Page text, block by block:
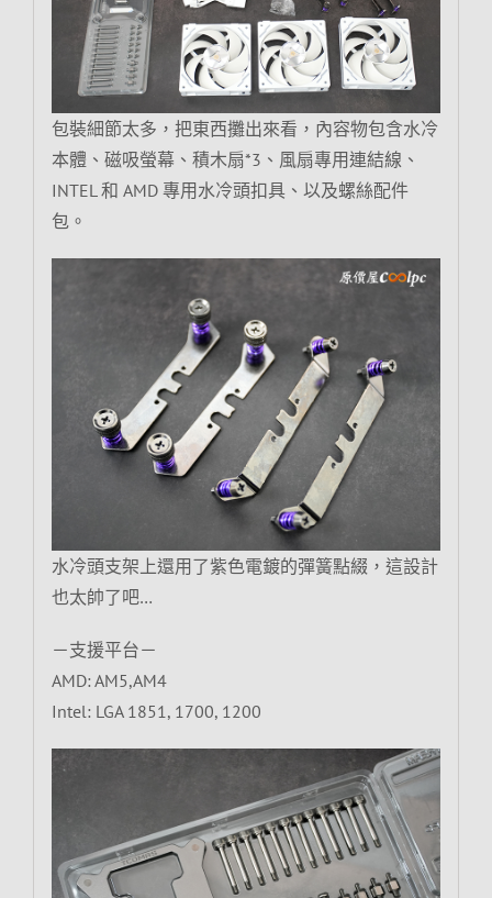
包裝細節太多，把東西攤出來看，內容物包含水冷
本體、磁吸螢幕、積木扇*3、風扇專用連結線、
INTEL 和 AMD 專用水冷頭扣具、以及螺絲配件
包。
水冷頭支架上還用了紫色電鍍的彈簧點綴，這設計
也太帥了吧…
－支援平台－
AMD: AM5,AM4
Intel: LGA 1851, 1700, 1200